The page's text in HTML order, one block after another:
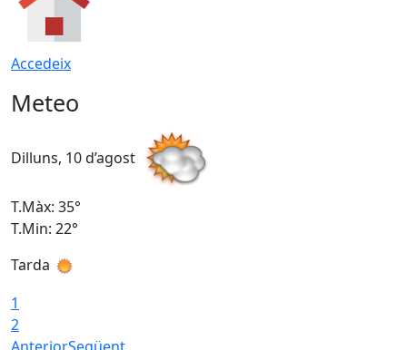
Accedeix
Meteo
Dilluns, 10 d’agost
T.Màx: 35°
T.Min: 22°
Tarda
1
2